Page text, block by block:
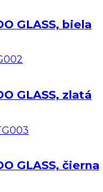
GLASS, biela
GLASS, zlatá
GLASS, čierna